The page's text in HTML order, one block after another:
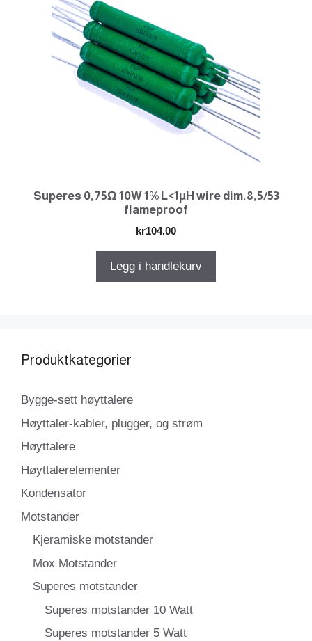
Superes 0,75Ω 10W 1% L<1µH wire dim.8,5/53
flameproof
kr104.00
Legg i handlekurv
Produktkategorier
Bygge-sett høyttalere
Høyttaler-kabler, plugger, og strøm
Høyttalere
Høyttalerelementer
Kondensator
Motstander
Kjeramiske motstander
Mox Motstander
Superes motstander
Superes motstander 10 Watt
Superes motstander 5 Watt